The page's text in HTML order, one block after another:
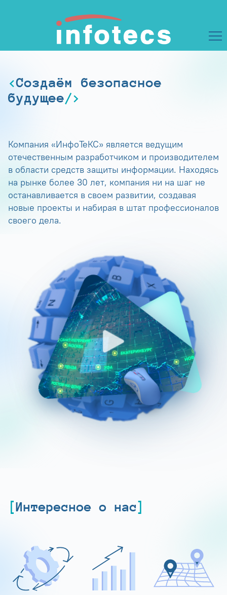
Создаём безопасное
будущее
Компания «ИнфоТеКС» является ведущим
отечественным разработчиком и производителем
в области средств защиты информации. Находясь
на рынке более 30 лет, компания ни на шаг не
останавливается в своем развитии, создавая
новые проекты и набирая в штат профессионалов
своего дела.
Интересное о нас